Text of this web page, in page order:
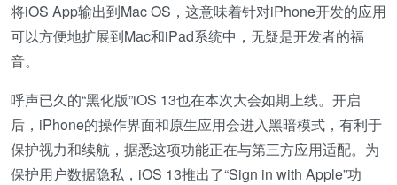
将iOS App输出到Mac OS，这意味着针对iPhone开发的应用
可以方便地扩展到Mac和iPad系统中，无疑是开发者的福
音。
呼声已久的“黑化版”iOS 13也在本次大会如期上线。开启
后，iPhone的操作界面和原生应用会进入黑暗模式，有利于
保护视力和续航，据悉这项功能正在与第三方应用适配。为
保护用户数据隐私，iOS 13推出了“Sign in with Apple”功